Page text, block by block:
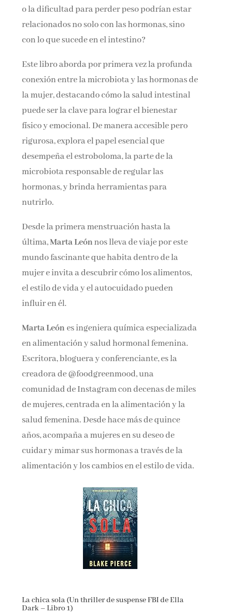
o la dificultad para perder peso podrían estar
relacionados no solo con las hormonas, sino
con lo que sucede en el intestino?
Este libro aborda por primera vez la profunda
conexión entre la microbiota y las hormonas de
la mujer, destacando cómo la salud intestinal
puede ser la clave para lograr el bienestar
físico y emocional. De manera accesible pero
rigurosa, explora el papel esencial que
desempeña el estroboloma, la parte de la
microbiota responsable de regular las
hormonas, y brinda herramientas para
nutrirlo.
Desde la primera menstruación hasta la
última,Marta Leónnos lleva de viaje por este
mundo fascinante que habita dentro de la
mujer e invita a descubrir cómo los alimentos,
el estilo de vida y el autocuidado pueden
influir en él.
Marta Leónes ingeniera química especializada
en alimentación y salud hormonal femenina.
Escritora, bloguera y conferenciante, es la
creadora de @foodgreenmood, una
comunidad de Instagram con decenas de miles
de mujeres, centrada en la alimentación y la
salud femenina. Desde hace más de quince
años, acompaña a mujeres en su deseo de
cuidar y mimar sus hormonas a través de la
alimentación y los cambios en el estilo de vida.
La chica sola (Un thriller de suspense FBI de Ella
Dark – Libro 1)